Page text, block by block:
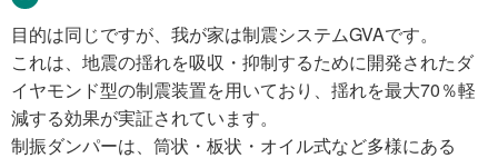
目的は同じですが、我が家は制震システムGVAです。
これは、地震の揺れを吸収・抑制するために開発されたダ
イヤモンド型の制震装置を用いており、揺れを最大70％軽
減する効果が実証されています。
制振ダンパーは、筒状・板状・オイル式など多様にある